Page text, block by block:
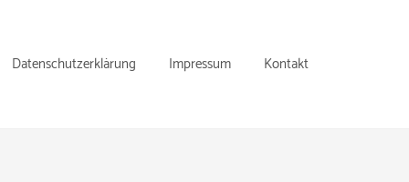
Datenschutzerklärung Impressum Kontakt